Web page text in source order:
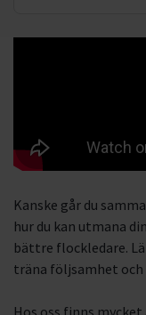
Eftersök & viltspår
Hjälp för
Nosarbete
Kanske går du
hur du kan utmana
bättre flockledare.
träna följsamhet och
Hos oss finns